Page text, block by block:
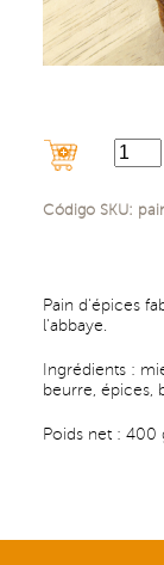
Código SKU:
Pain d'épices
l'abbaye.
Ingrédients :
beurre, épices,
Poids net : 400